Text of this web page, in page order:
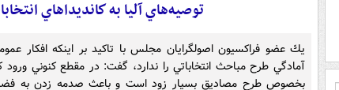
توصيه‌هاي آليا به كانديداهاي
يك عضو فراكسيون اصولگرايان مجلس با تاكيد بر اينكه افكار
آمادگي طرح مباحث انتخاباتي را ندارد، گفت: در مقطع كنوني ورود
بخصوص طرح مصاديق بسيار زود است و باعث صدمه زدن به